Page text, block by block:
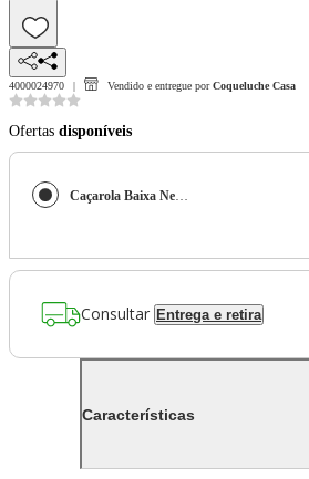
4000024970 Vendido e entregue por Coqueluche Casa
Ofertas disponíveis
Caçarola Baixa New Premiere Chocolate 24Cm - Ceraflame
Consultar Entrega e retira
Características